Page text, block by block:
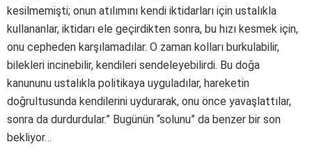
kesilmemişti; onun atılımını kendi iktidarları için ustalıkla
kullananlar, iktidarı ele geçirdikten sonra, bu hızı kesmek için,
onu cepheden karşılamadılar. O zaman kolları burkulabilir,
bilekleri incinebilir, kendileri sendeleyebilirdi. Bu doğa
kanununu ustalıkla politikaya uyguladılar, hareketin
doğrultusunda kendilerini uydurarak, onu önce yavaşlattılar,
sonra da durdurdular.” Bugünün “solunu” da benzer bir son
bekliyor…